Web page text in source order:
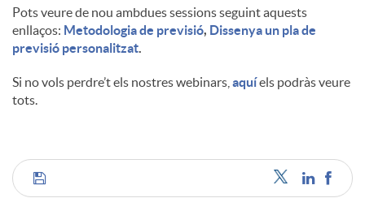
t
s
Pots veure de nou ambdues sessions seguint aquests
enllaços: Metodologia de previsió, Dissenya un pla de
previsió personalitzat.
Si no vols perdre’t els nostres webinars, aquíels podràs veure
tots.
C